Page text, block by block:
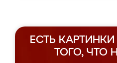
ЕСТЬ
ТОГО, ЧТО